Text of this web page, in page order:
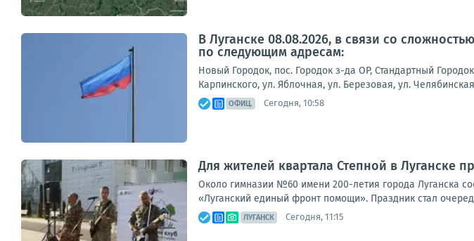
В Луганске 08.08.2026, в связи со
по следующим адресам:
Новый Городок, пос. Городок з-да ОР, Стандартный
Карпинского, ул. Яблочная, ул. Березовая, ул.
ОФИЦ. Сегодня, 10:58
Для жителей квартала Степной в Луганске
Около гимназии №60 имени 200-летия города Луганска
«Луганский единый фронт помощи». Праздник стал
ЛУГАНСК Сегодня, 11:15